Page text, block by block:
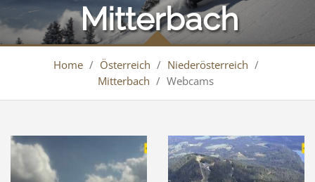
Mitterbach
Home / Österreich / Niederösterreich /
Mitterbach / Webcams